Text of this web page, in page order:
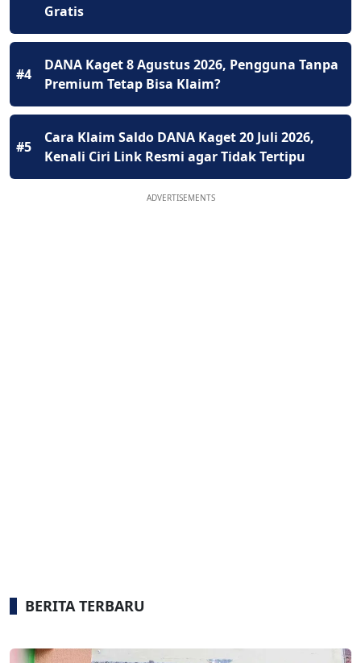
Gratis
#4
DANA Kaget 8 Agustus 2026, Pengguna Tanpa
Premium Tetap Bisa Klaim?
#5
Cara Klaim Saldo DANA Kaget 20 Juli 2026,
Kenali Ciri Link Resmi agar Tidak Tertipu
ADVERTISEMENTS
BERITA TERBARU